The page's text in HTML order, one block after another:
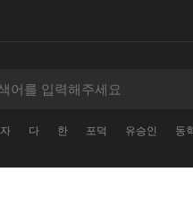
자 다 한 포덕 유승인 동